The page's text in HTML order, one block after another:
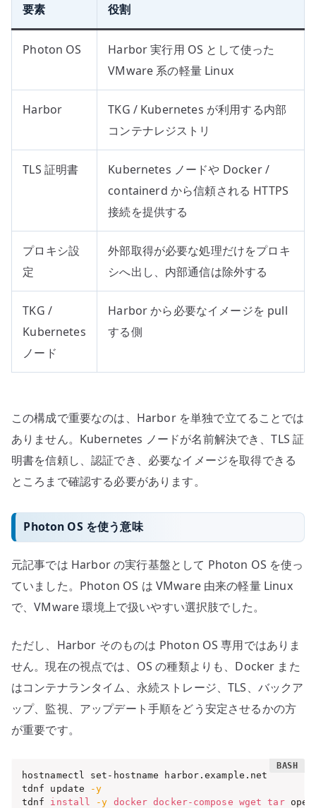
要素 役割
Photon OS
Harbor 実行用 OS として使った
VMware 系の軽量 Linux
Harbor
TKG / Kubernetes が利用する内部
コンテナレジストリ
TLS 証明書
Kubernetes ノードや Docker /
containerd から信頼される HTTPS
接続を提供する
プロキシ設
定
外部取得が必要な処理だけをプロキ
シへ出し、内部通信は除外する
TKG /
Kubernetes
ノード
Harbor から必要なイメージを pull
する側
この構成で重要なのは、Harbor を単独で立てることでは
ありません。Kubernetes ノードが名前解決でき、TLS 証
明書を信頼し、認証でき、必要なイメージを取得できる
ところまで確認する必要があります。
Photon OS を使う意味
元記事では Harbor の実行基盤として Photon OS を使っ
ていました。Photon OS は VMware 由来の軽量 Linux
で、VMware 環境上で扱いやすい選択肢でした。
ただし、Harbor そのものは Photon OS 専用ではありま
せん。現在の視点では、OS の種類よりも、Docker また
はコンテナランタイム、永続ストレージ、TLS、バックア
ップ、監視、アップデート手順をどう安定させるかの方
が重要です。
hostnamectl set-hostname harbor.example.net
tdnf update
-y
tdnf install -y docker docker-compose wget tar